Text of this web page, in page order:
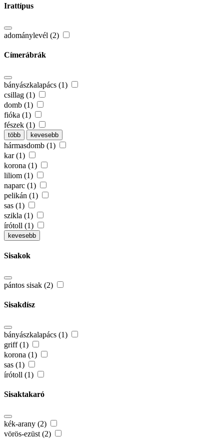
Irattípus
adománylevél (2)
Címerábrák
bányászkalapács (1)
csillag (1)
domb (1)
fióka (1)
fészek (1)
több kevesebb
hármasdomb (1)
kar (1)
korona (1)
liliom (1)
naparc (1)
pelikán (1)
sas (1)
szikla (1)
írótoll (1)
kevesebb
Sisakok
pántos sisak (2)
Sisakdísz
bányászkalapács (1)
griff (1)
korona (1)
sas (1)
írótoll (1)
Sisaktakaró
kék-arany (2)
vörös-ezüst (2)